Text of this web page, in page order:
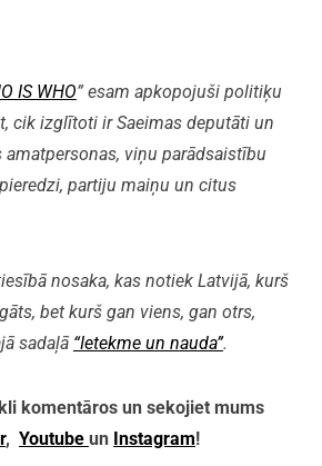
IS WHO” esam apkopojuši politiķu
cik izglītoti ir Saeimas deputāti un
viņu parādsaistību
partiju maiņu un citus
nosaka, kas notiek Latvijā, kurš
bet kurš gan viens, gan otrs,
sadaļā “Ietekme un nauda”.
komentāros un sekojiet mums
, Youtube un Instagram!